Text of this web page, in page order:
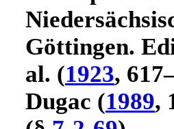
Göttingen.
al. (1923,
Dugac (1989,